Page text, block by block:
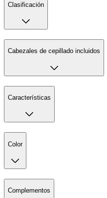
Clasificación
Cabezales de cepillado incluidos
Características
Color
Complementos